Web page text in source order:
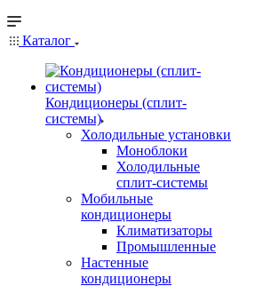
Каталог
Кондиционеры (сплит-
системы)
Холодильные установки
Моноблоки
Холодильные
сплит-системы
Мобильные
кондиционеры
Климатизаторы
Промышленные
Настенные
кондиционеры